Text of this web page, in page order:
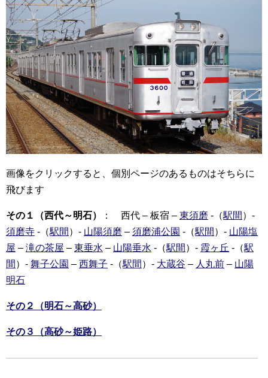
画像をクリックすると、個別ページのあるものはそちらに
飛びます
その１（西代～明石） ： 西代 – 板宿 – 東須磨 -（駅間 ）-
須磨寺 -（駅間 ）- 山陽須磨 – 須磨浦公園 -（駅間 ）- 山陽塩
屋 – 滝の茶屋 – 東垂水 – 山陽垂水 -（駅間 ）- 霞ヶ丘 -（駅
間 ）- 舞子公園 – 西舞子 -（駅間 ）- 大蔵谷 – 人丸前 – 山陽
明石
その２（明石～高砂）
その３（高砂～姫路）